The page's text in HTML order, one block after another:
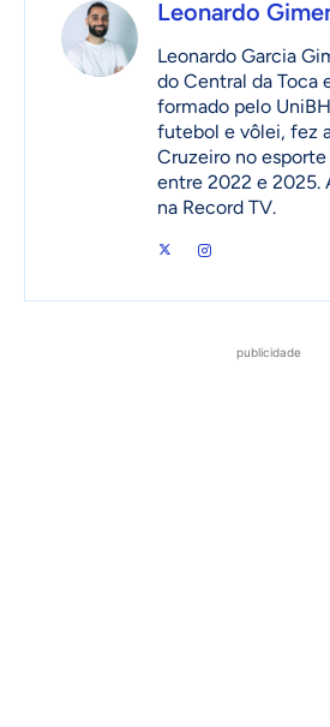
Leonardo
Leonardo Garcia
do Central da Toca
formado pelo
futebol e vôlei, fez
Cruzeiro no
entre 2022 e 2025.
na Record TV.
publicidade